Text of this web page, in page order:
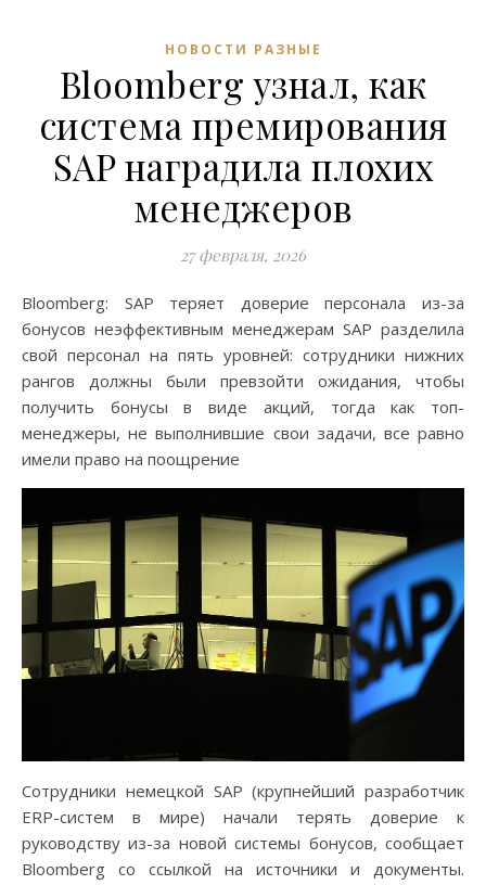
НОВОСТИ РАЗНЫЕ
Bloomberg узнал, как
система премирования
SAP наградила плохих
менеджеров
27 февраля, 2026
Bloomberg: SAP теряет доверие персонала из-за
бонусов неэффективным менеджерам SAP разделила
свой персонал на пять уровней: сотрудники нижних
рангов должны были превзойти ожидания, чтобы
получить бонусы в виде акций, тогда как топ-
менеджеры, не выполнившие свои задачи, все равно
имели право на поощрение
Сотрудники немецкой SAP (крупнейший разработчик
ERP-систем в мире) начали терять доверие к
руководству из-за новой системы бонусов, сообщает
Bloomberg со ссылкой на источники и документы.